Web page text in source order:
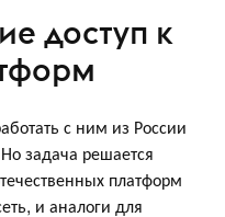
доступ к
с ним из России
задача решается
платформ
и аналоги для